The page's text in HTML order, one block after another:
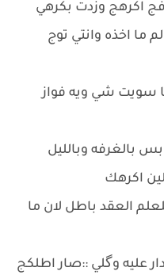
اكرهج وزدت بكرهي
ما اخذه وانتي توج
سويت شي ويه فواز
بالغرفه وبالليل
اكرهك
العقد باطل لان ما
عليه وگلي ::صار اطلكج